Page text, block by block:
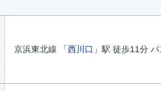
京浜東北線 「西川口 」駅 徒歩11分